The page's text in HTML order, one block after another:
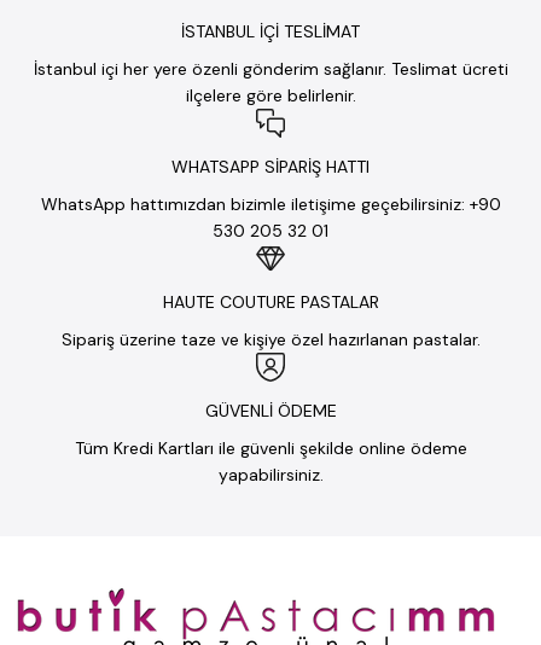
İSTANBUL İÇİ TESLİMAT
İstanbul içi her yere özenli gönderim sağlanır. Teslimat ücreti
ilçelere göre belirlenir.
WHATSAPP SİPARİŞ HATTI
WhatsApp hattımızdan bizimle iletişime geçebilirsiniz: +90
530 205 32 01
HAUTE COUTURE PASTALAR
Sipariş üzerine taze ve kişiye özel hazırlanan pastalar.
GÜVENLİ ÖDEME
Tüm Kredi Kartları ile güvenli şekilde online ödeme
yapabilirsiniz.